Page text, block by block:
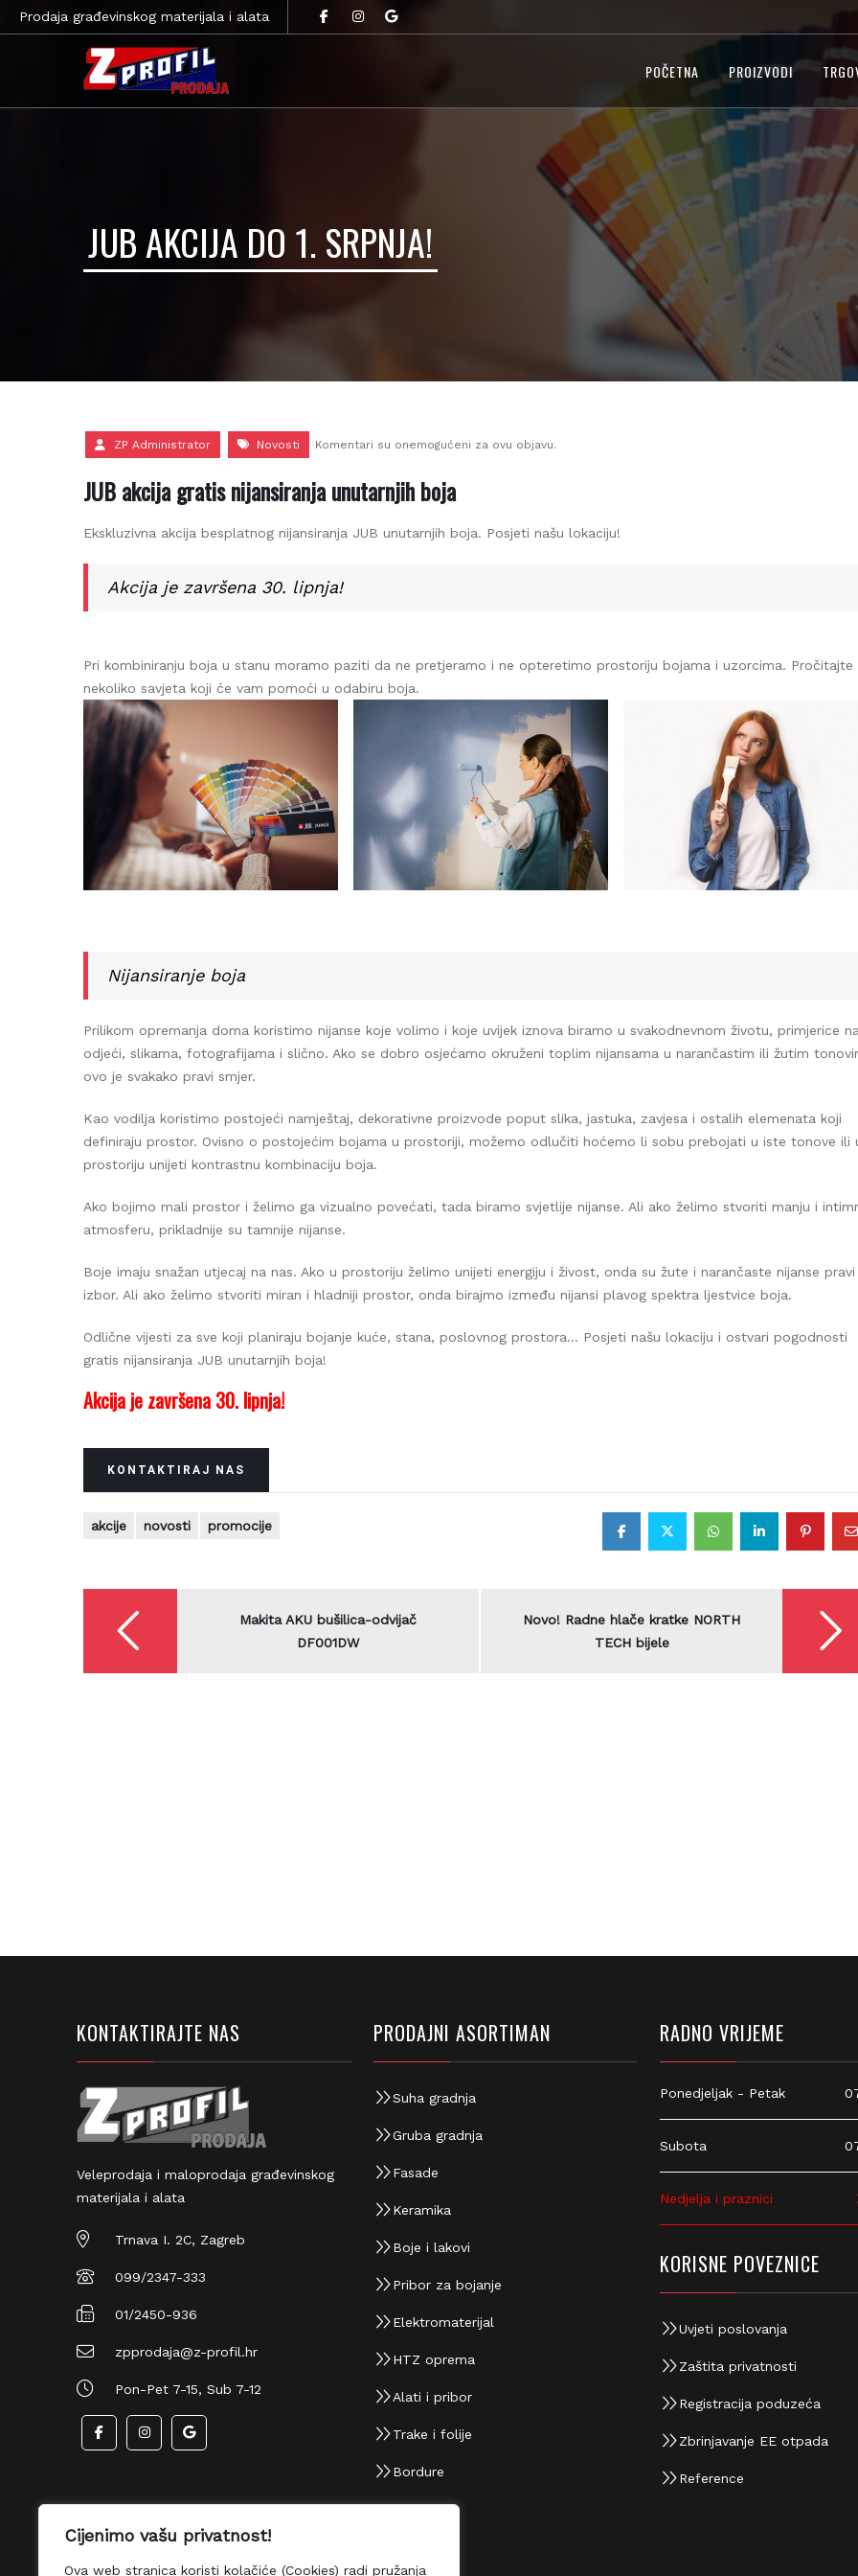
Cijenimo vašu privatnost!
Ova web stranica koristi kolačiće (Cookies) radi
Prodaja građevinskog materijala i alata
POČETNA PROIZVODI
JUB AKCIJA DO 1. SRPNJA!
ZP Administrator Novosti Komentari su onemogućeni za ovu objavu.
JUB akcija gratis nijansiranja unutarnjih boja
Ekskluzivna akcija besplatnog nijansiranja JUB unutarnjih boja. Posjeti našu lokaciju!
Akcija je završena 30. lipnja!
Pri kombiniranju boja u stanu moramo paziti da ne pretjeramo i ne opteretimo prostoriju bojama i uzorcima. Pročitajte
nekoliko savjeta koji će vam pomoći u odabiru boja.
Nijansiranje boja
Prilikom opremanja doma koristimo nijanse koje volimo i koje uvijek iznova biramo u svakodnevnom životu, primjerice na
odjeći, slikama, fotografijama i slično. Ako se dobro osjećamo okruženi toplim nijansama u narančastim ili žutim
ovo je svakako pravi smjer.
Kao vodilja koristimo postojeći namještaj, dekorativne proizvode poput slika, jastuka, zavjesa i ostalih elemenata koji
definiraju prostor. Ovisno o postojećim bojama u prostoriji, možemo odlučiti hoćemo li sobu prebojati u iste tonove ili u
prostoriju unijeti kontrastnu kombinaciju boja.
Ako bojimo mali prostor i želimo ga vizualno povećati, tada biramo svjetlije nijanse. Ali ako želimo stvoriti manju i
atmosferu, prikladnije su tamnije nijanse.
Boje imaju snažan utjecaj na nas. Ako u prostoriju želimo unijeti energiju i živost, onda su žute i narančaste nijanse pravi
izbor. Ali ako želimo stvoriti miran i hladniji prostor, onda birajmo između nijansi plavog spektra ljestvice boja.
Odlične vijesti za sve koji planiraju bojanje kuće, stana, poslovnog prostora… Posjeti našu lokaciju i ostvari pogodnosti
gratis nijansiranja JUB unutarnjih boja!
Akcija je završena 30. lipnja!
KONTAKTIRAJ NAS
akcije novosti promocije
Navigacija
Makita AKU bušilica-odvijač
DF001DW
Novo! Radne hlače kratke NORTH
TECH bijele
KONTAKTIRAJTE NAS
Veleprodaja i maloprodaja građevinskog
materijala i alata
Trnava I. 2C, Zagreb
099/2347-333
01/2450-936
zpprodaja@z-profil.hr
Pon-Pet 7-15, Sub 7-12
PRODAJNI ASORTIMAN
Suha gradnja
Gruba gradnja
Fasade
Keramika
Boje i lakovi
Pribor za bojanje
Elektromaterijal
HTZ oprema
Alati i pribor
Trake i folije
Bordure
RADNO VRIJEME
Ponedjeljak - Petak
Subota
Nedjelja i praznici
KORISNE POVEZNICE
Uvjeti poslovanja
Zaštita privatnosti
Registracija poduzeća
Zbrinjavanje EE otpada
Reference
DOSTAVLJAMO ROBU!
€
Besplatna dostava robe moguća je za područje Grada
zpprodaja@z-profil.hrili099/2347-333